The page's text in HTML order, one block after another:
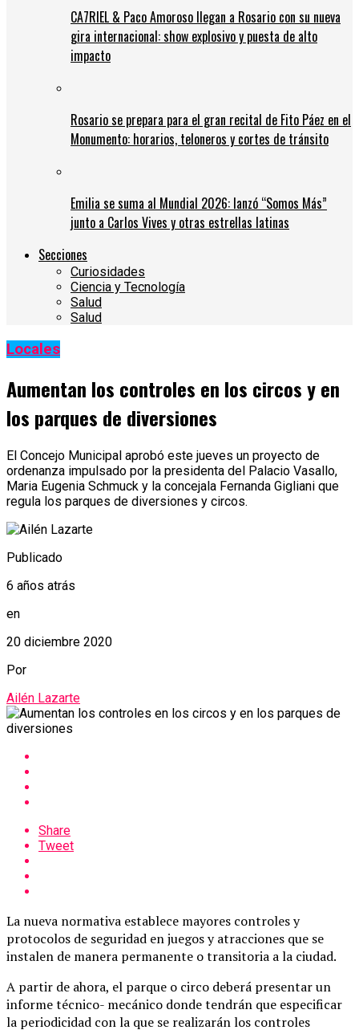
CA7RIEL & Paco Amoroso llegan a Rosario con su nueva
gira internacional: show explosivo y puesta de alto
impacto
Rosario se prepara para el gran recital de Fito Páez en el
Monumento: horarios, teloneros y cortes de tránsito
Emilia se suma al Mundial 2026: lanzó “Somos Más”
junto a Carlos Vives y otras estrellas latinas
Secciones
Curiosidades
Ciencia y Tecnología
Salud
Salud
Locales
Aumentan los controles en los circos y en
los parques de diversiones
El Concejo Municipal aprobó este jueves un proyecto de
ordenanza impulsado por la presidenta del Palacio Vasallo,
Maria Eugenia Schmuck y la concejala Fernanda Gigliani que
regula los parques de diversiones y circos.
Publicado
6 años atrás
en
20 diciembre 2020
Por
Ailén Lazarte
Share
Tweet
La nueva normativa establece mayores controles y
protocolos de seguridad en juegos y atracciones que se
instalen de manera permanente o transitoria a la ciudad.
A partir de ahora, el parque o circo deberá presentar un
informe técnico- mecánico donde tendrán que especificar
la periodicidad con la que se realizarán los controles